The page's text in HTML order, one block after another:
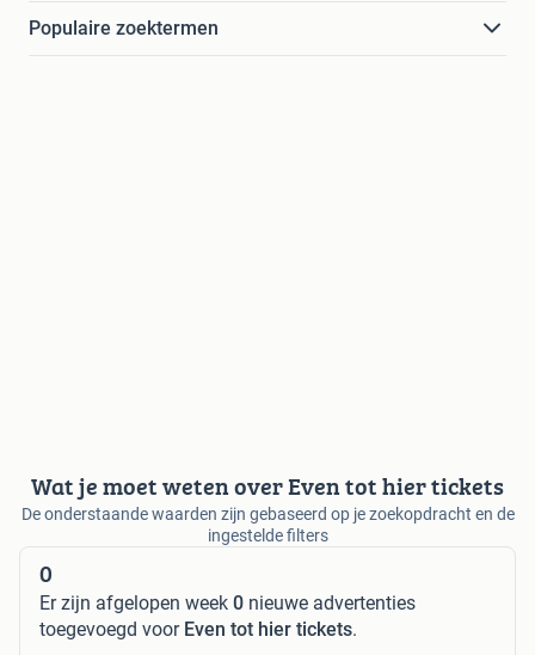
Populaire zoektermen
Wat je moet weten over Even tot hier tickets
De onderstaande waarden zijn gebaseerd op je zoekopdracht en de
ingestelde filters
0
Er zijn afgelopen week 0 nieuwe advertenties
toegevoegd voor Even tot hier tickets.